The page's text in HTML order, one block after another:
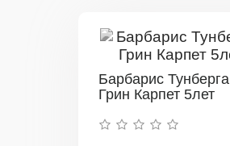
Барбарис Тунберга
Грин Карпет 5лет